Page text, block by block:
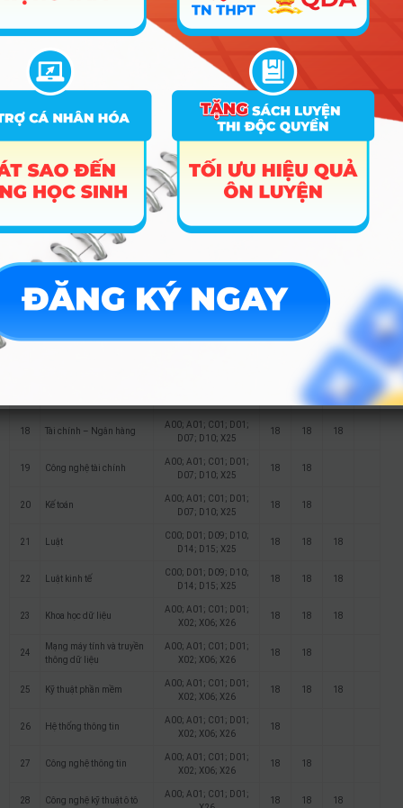
D07; D10; X25
7 Tâm lý học B03; B08; C02; D01 18 18 18
Đông phương học
C00; C03; C04; D01;
D14; D15; X78
18
Truyền thông đa phương
A00; A01; C00; C01;
D01; X78
18
A00; A01; C00; C01;
D01; X78
11 Quan hệ công chúng
A00; A01; C00; C01;
D01; X78
18 20 20
D07; D10; X25
Marketing
Bất động sản
D07; D10; X25
A00; A01; C01; D01;
18
18
18 Tài chính – Ngân hàng
A00; A01; C01; D01;
D07; D10; X25
18 18 18
19 Công nghệ tài chính
A00; A01; C01; D01;
D07; D10; X25
18 18
20 Kế toán
A00; A01; C01; D01;
D07; D10; X25
18 18
21 Luật
C00; D01; D09; D10;
D14; D15; X25
18 18 18
22 Luật kinh tế
C00; D01; D09; D10;
D14; D15; X25
18 18 18
23 Khoa học dữ liệu
A00; A01; C01; D01;
X02; X06; X26
18 18 18
24
Mạng máy tính và truyền
thông dữ liệu
A00; A01; C01; D01;
X02; X06; X26
18 18
25 Kỹ thuật phần mềm
A00; A01; C01; D01;
X02; X06; X26
18 18 18
26 Hệ thống thông tin
A00; A01; C01; D01;
X02; X06; X26
18
27 Công nghệ thông tin
A00; A01; C01; D01;
X02; X06; X26
18 18
28 Công nghệ kỹ thuật ô tô
A00; A01; C01; D01;
18 18 18